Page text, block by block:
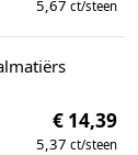
5,67 ct/steen
€ 14,39
5,37 ct/steen